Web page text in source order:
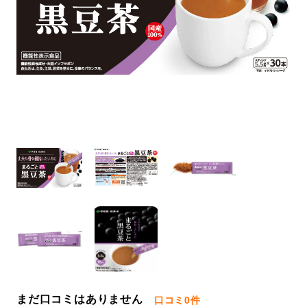
まだ口コミはありません 口コミ0件